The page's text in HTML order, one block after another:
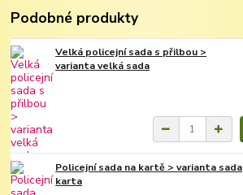
Podobné produkty
Velká policejní sada s přilbou >
varianta velká sada
Policejní sada na kartě > varianta sada
karta